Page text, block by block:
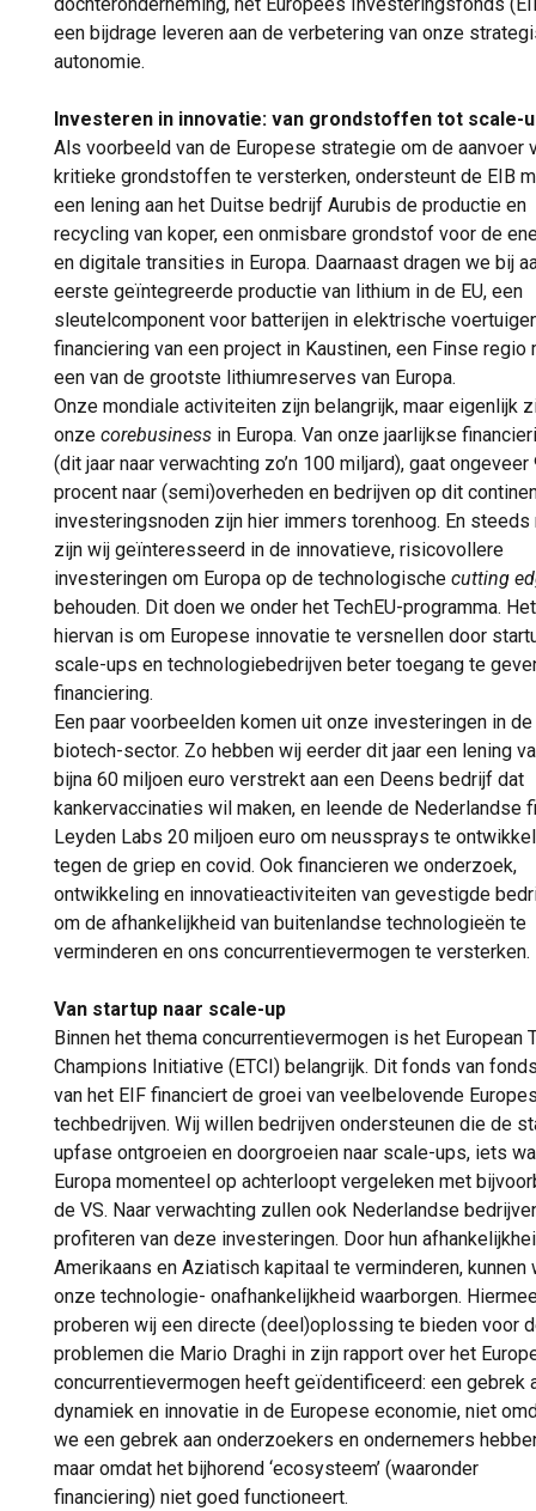
dochteronderneming, het Europees Investeringsfonds
een bijdrage leveren aan de verbetering van onze
autonomie.
Investeren in innovatie: van grondstoffen tot scale-
Als voorbeeld van de Europese strategie om de aanvoer
kritieke grondstoffen te versterken, ondersteunt de EIB
een lening aan het Duitse bedrijf Aurubis de productie en
recycling van koper, een onmisbare grondstof voor de
en digitale transities in Europa. Daarnaast dragen we bij
eerste geïntegreerde productie van lithium in de EU, een
sleutelcomponent voor batterijen in elektrische
financiering van een project in Kaustinen, een Finse regio
een van de grootste lithiumreserves van Europa.
Onze mondiale activiteiten zijn belangrijk, maar eigenlijk
onze corebusiness in Europa. Van onze jaarlijkse
(dit jaar naar verwachting zo’n 100 miljard), gaat ongeveer
procent naar (semi)overheden en bedrijven op dit
investeringsnoden zijn hier immers torenhoog. En steeds
zijn wij geïnteresseerd in de innovatieve, risicovollere
investeringen om Europa op de technologische cutting
behouden. Dit doen we onder het TechEU-programma.
hiervan is om Europese innovatie te versnellen door
scale-ups en technologiebedrijven beter toegang te
financiering.
Een paar voorbeelden komen uit onze investeringen in de
biotech-sector. Zo hebben wij eerder dit jaar een lening
bijna 60 miljoen euro verstrekt aan een Deens bedrijf dat
kankervaccinaties wil maken, en leende de Nederlandse
Leyden Labs 20 miljoen euro om neussprays te
tegen de griep en covid. Ook financieren we onderzoek,
ontwikkeling en innovatieactiviteiten van gevestigde
om de afhankelijkheid van buitenlandse technologieën te
verminderen en ons concurrentievermogen te versterken.
Van startup naar scale-up
Binnen het thema concurrentievermogen is het European
Champions Initiative (ETCI) belangrijk. Dit fonds van
van het EIF financiert de groei van veelbelovende
techbedrijven. Wij willen bedrijven ondersteunen die de
upfase ontgroeien en doorgroeien naar scale-ups, iets
Europa momenteel op achterloopt vergeleken met
de VS. Naar verwachting zullen ook Nederlandse
profiteren van deze investeringen. Door hun
Amerikaans en Aziatisch kapitaal te verminderen, kunnen
onze technologie- onafhankelijkheid waarborgen.
proberen wij een directe (deel)oplossing te bieden voor
problemen die Mario Draghi in zijn rapport over het
concurrentievermogen heeft geïdentificeerd: een gebrek
dynamiek en innovatie in de Europese economie, niet
we een gebrek aan onderzoekers en ondernemers
maar omdat het bijhorend ‘ecosysteem’ (waaronder
financiering) niet goed functioneert.